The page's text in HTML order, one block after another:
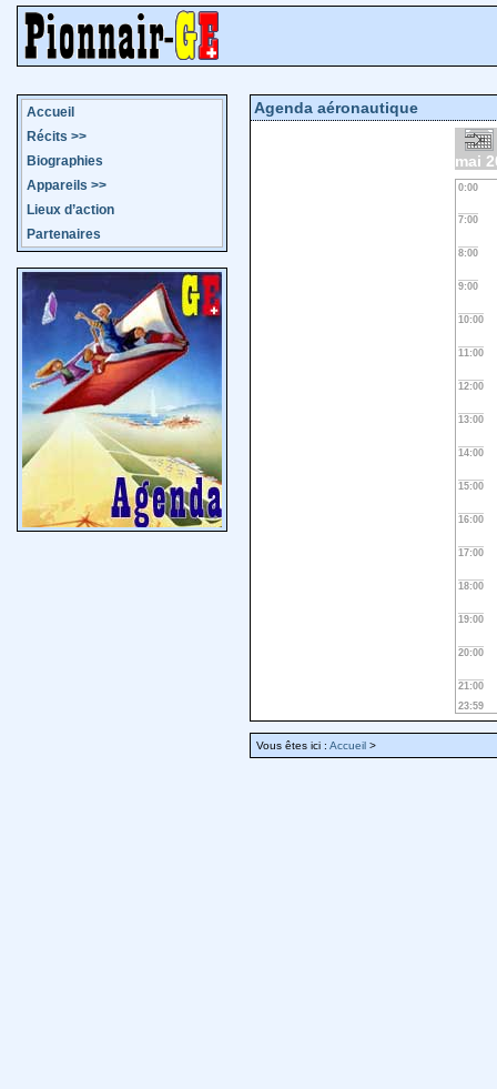
Accueil
Récits >>
Biographies
Appareils >>
Lieux d’action
Partenaires
Agenda aéronautique
mai
0:00
7:00
8:00
9:00
10:00
11:00
12:00
13:00
14:00
15:00
16:00
17:00
18:00
19:00
20:00
21:00
23:59
Vous êtes ici : Accueil >